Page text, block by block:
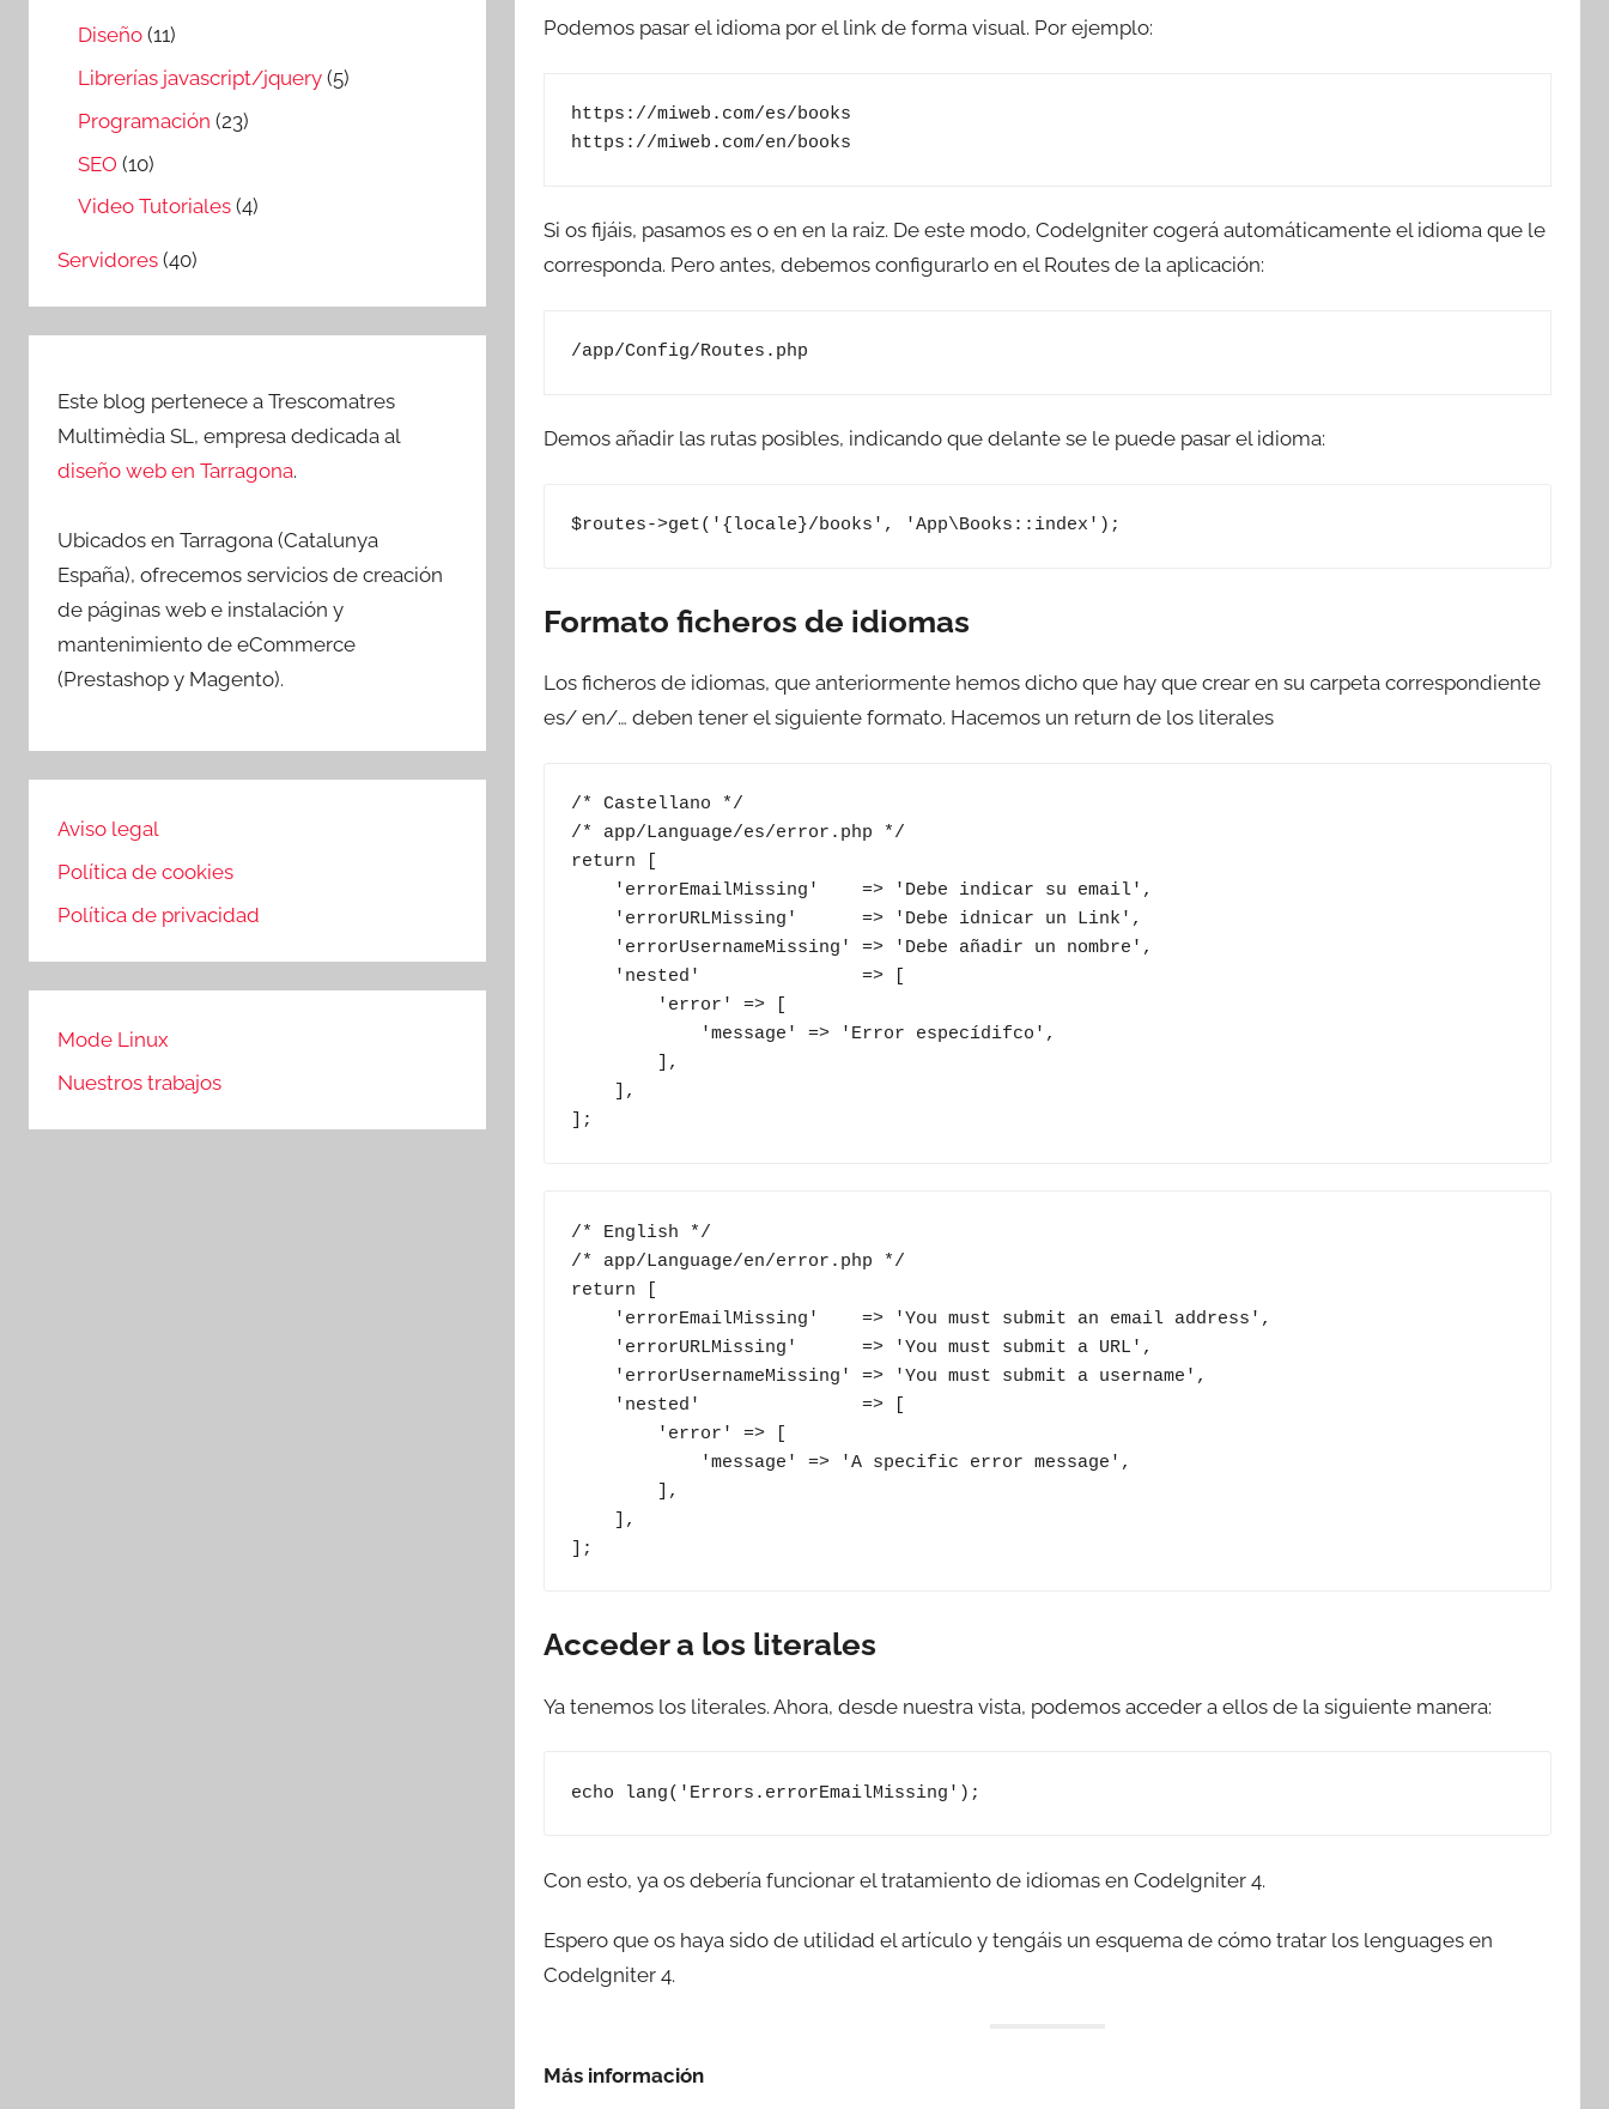
Podemos pasar el idioma por el link de forma visual. Por ejemplo:
https://miweb.com/es/books
https://miweb.com/en/books
Si os fijáis, pasamos es o en en la raiz. De este modo, CodeIgniter cogerá automáticamente el idioma que le
corresponda. Pero antes, debemos configurarlo en el Routes de la aplicación:
/app/Config/Routes.php
Demos añadir las rutas posibles, indicando que delante se le puede pasar el idioma:
$routes->get('{locale}/books', 'App\Books::index');
Formato ficheros de idiomas
Los ficheros de idiomas, que anteriormente hemos dicho que hay que crear en su carpeta correspondiente
es/ en/… deben tener el siguiente formato. Hacemos un return de los literales
/* Castellano */
/* app/Language/es/error.php */
return [
];
/* English */
/* app/Language/en/error.php */
return [
];
Acceder a los literales
Ya tenemos los literales. Ahora, desde nuestra vista, podemos acceder a ellos de la siguiente manera:
echo lang('Errors.errorEmailMissing');
Con esto, ya os debería funcionar el tratamiento de idiomas en CodeIgniter 4.
Espero que os haya sido de utilidad el artículo y tengáis un esquema de cómo tratar los lenguages en
CodeIgniter 4.
Más información
Diseño (11)
Librerías javascript/jquery (5)
Programación (23)
SEO (10)
Video Tutoriales (4)
Servidores (40)
Este blog pertenece a Trescomatres
Multimèdia SL, empresa dedicada al
diseño web en Tarragona.
Ubicados en Tarragona (Catalunya
España), ofrecemos servicios de creación
de páginas web e instalación y
mantenimiento de eCommerce
(Prestashop y Magento).
Aviso legal
Política de cookies
Política de privacidad
Mode Linux
Nuestros trabajos